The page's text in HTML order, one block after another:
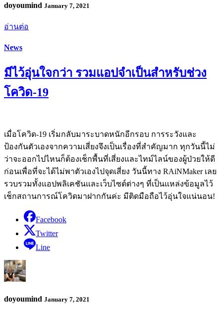
doyoumind January 7, 2021
อ่านต่อ
News
มีไว้อุ่นใจกว่า รวมแอปจำเป็นสำหรับช่วง
โควิด-19
เมื่อโควิด-19 เริ่มกลับมาระบาดหนักอีกรอบ การระวังและ
ป้องกันตัวเองจากความเสี่ยงจึงเป็นเรื่องที่สำคัญมาก ทุกวันนี้ไม่
ว่าจะออกไปไหนก็ต้องเช็กพื้นที่เสี่ยงและไทม์ไลน์ของผู้ป่วยให้ดี
ก่อนเพื่อที่จะได้ไม่พาตัวเองไปจุดเสี่ยง วันนี้ทาง RAiNMaker เลย
รวบรวมทั้งแอปพลิเคชันและเว็บไซต์ต่างๆ ที่เป็นแหล่งข้อมูลไว้
เช็กสถานการณ์โควิดมาฝากกันค่ะ มีติดมือถือไว้อุ่นใจแน่นอน!
Facebook
Twitter
Line
doyoumind January 7, 2021